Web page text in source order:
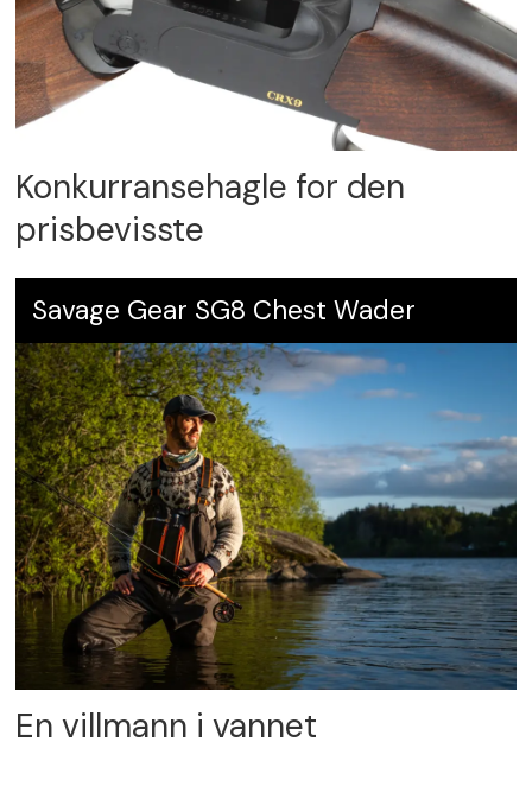
Konkurransehagle for den
prisbevisste
Savage Gear SG8 Chest Wader
En villmann i vannet